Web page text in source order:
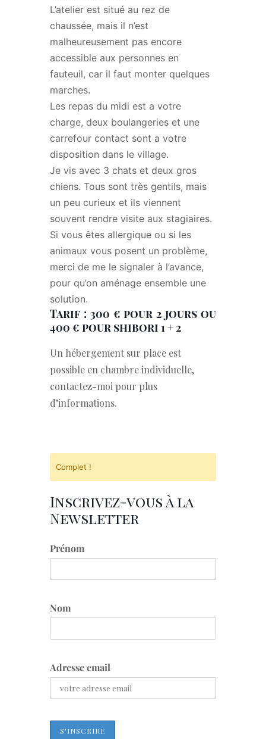
L’atelier est situé au rez de
chaussée, mais il n’est
malheureusement pas encore
accessible aux personnes en
fauteuil, car il faut monter quelques
marches.
Les repas du midi est a votre
charge, deux boulangeries et une
carrefour contact sont a votre
disposition dans le village.
Je vis avec 3 chats et deux gros
chiens. Tous sont très gentils, mais
un peu curieux et ils viennent
souvent rendre visite aux stagiaires.
Si vous êtes allergique ou si les
animaux vous posent un problème,
merci de me le signaler à l’avance,
pour qu’on aménage ensemble une
solution.
Tarif : 300 € pour 2 jours ou
400 € pour shibori 1 + 2
Un hébergement sur place est
possible en chambre individuelle,
contactez-moi pour plus
d’informations.
Complet !
Inscrivez-vous à la
Newsletter
Prénom
Nom
Adresse email